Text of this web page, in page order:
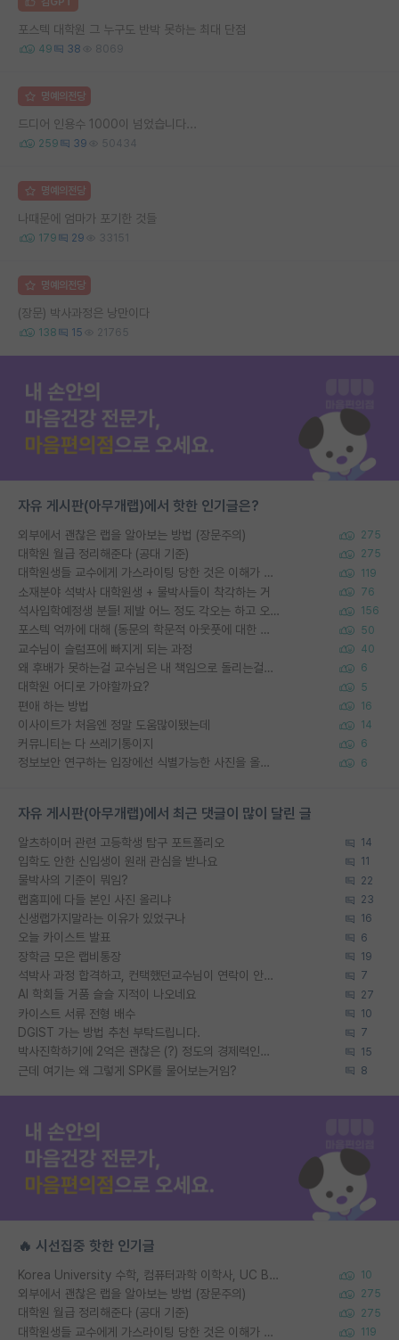
포스텍 대학원 그 누구도 반박 못하는 최대 단점
49 38 8069
명예의전당
드디어 인용수 1000이 넘었습니다...
259 39 50434
명예의전당
나때문에 엄마가 포기한 것들
179 29 33151
명예의전당
(장문) 박사과정은 낭만이다
138 15 21765
자유 게시판(아무개랩)에서 핫한 인기글은?
외부에서 괜찮은 랩을 알아보는 방법 (장문주의) 275
대학원 월급 정리해준다 (공대 기준) 275
대학원생들 교수에게 가스라이팅 당한 것은 이해가 갑니다. 안타깝네요. 119
소재분야 석박사 대학원생 + 물박사들이 착각하는 거 76
석사입학예정생 분들! 제발 어느 정도 각오는 하고 오세요. 156
포스텍 억까에 대해 (동문의 학문적 아웃풋에 대한 반박) 50
교수님이 슬럼프에 빠지게 되는 과정 40
왜 후배가 못하는걸 교수님은 내 책임으로 돌리는걸까요? 6
대학원 어디로 가야할까요? 5
편애 하는 방법 16
이사이트가 처음엔 정말 도움많이됐는데 14
커뮤니티는 다 쓰레기통이지 6
정보보안 연구하는 입장에선 식별가능한 사진을 올리는건 비추이긴함 6
자유 게시판(아무개랩)에서 최근 댓글이 많이 달린 글
알츠하이머 관련 고등학생 탐구 포트폴리오 14
입학도 안한 신입생이 원래 관심을 받나요 11
물박사의 기준이 뭐임? 22
랩홈피에 다들 본인 사진 올리냐 23
신생랩가지말라는 이유가 있었구나 16
오늘 카이스트 발표 6
장학금 모은 랩비통장 19
석박사 과정 합격하고, 컨택했던교수님이 연락이 안됩니다... 7
AI 학회들 거품 슬슬 지적이 나오네요 27
카이스트 서류 전형 배수 10
DGIST 가는 방법 추천 부탁드립니다. 7
박사진학하기에 2억은 괜찮은 (?) 정도의 경제력인가요 15
근데 여기는 왜 그렇게 SPK를 물어보는거임? 8
🔥 시선집중 핫한 인기글
Korea University 수학, 컴퓨터과학 이학사, UC Berkeley 산업공학 대학원 공학박사가 되는 것은 쉽지 않겠죠? 10
외부에서 괜찮은 랩을 알아보는 방법 (장문주의) 275
대학원 월급 정리해준다 (공대 기준) 275
대학원생들 교수에게 가스라이팅 당한 것은 이해가 갑니다. 안타깝네요. 119